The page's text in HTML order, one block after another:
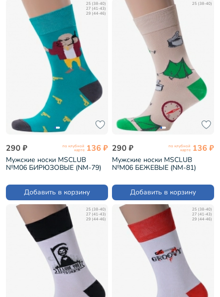
25 (38-40)
27 (41-43)
29 (44-46)
290 ₽ по клубной
карте 136 ₽
Мужские носки MSCLUB
№М06 БИРЮЗОВЫЕ (NM-79)
Добавить в корзину
25 (38-40)
290 ₽ по клубной
карте 136 ₽
Мужские носки MSCLUB
№М06 БЕЖЕВЫЕ (NM-81)
Добавить в корзину
25 (38-40)
27 (41-43)
29 (44-46)
25 (38-40)
27 (41-43)
29 (44-46)